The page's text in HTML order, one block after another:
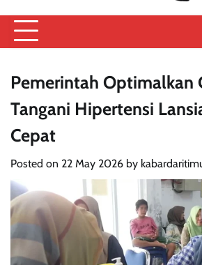
Pemerintah Optimalkan
Tangani Hipertensi
Cepat
Posted on 22 May 2026 by